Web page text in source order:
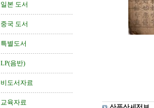
일본 도서
중국 도서
특별도서
LP(음반)
비도서자료
교육자료